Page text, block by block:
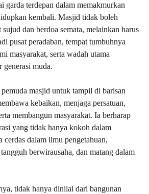
garda terdepan dalam memakmurkan
kembali. Masjid tidak boleh
dan berdoa semata, melainkan harus
pusat peradaban, tempat tumbuhnya
masyarakat, serta wadah utama
generasi muda.
masjid untuk tampil di barisan
kebaikan, menjaga persatuan,
membangun masyarakat. Ia berharap
yang tidak hanya kokoh dalam
cerdas dalam ilmu pengetahuan,
berwirausaha, dan matang dalam
tidak hanya dinilai dari bangunan